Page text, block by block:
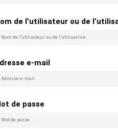
de l’utilisateur ou de
e-mail
de passe